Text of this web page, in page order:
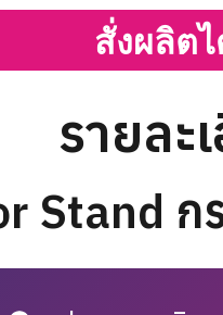
สั่งผลิต
รายละ
Stand ก